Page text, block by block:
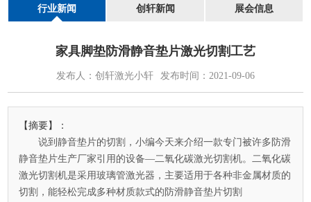
行业新闻 创轩新闻 展会信息
家具脚垫防滑静音垫片激光切割工艺
发布人：创轩激光小轩 发布时间：2021-09-06
【摘要】：
说到静音垫片的切割，小编今天来介绍一款专门被许多防滑
静音垫片生产厂家引用的设备—二氧化碳激光切割机。二氧化碳
激光切割机是采用玻璃管激光器，主要适用于各种非金属材质的
切割，能轻松完成多种材质款式的防滑静音垫片切割